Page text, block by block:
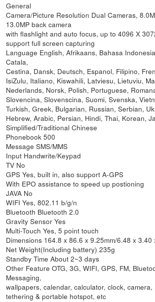
General
Camera/Picture Resolution Dual Cameras,
13.0MP back camera
with flashlight and auto focus, up to 4096 X
support full screen capturing
Language English, Afrikaans, Bahasa
Catala,
Cestina, Dansk, Deutsch, Espanol, Filipino,
IsiZulu, Italiano, Kiswahili, Latviesu, Lietuviu,
Nederlands, Norsk, Polish, Portuguese,
Slovencina, Slovenscina, Suomi, Svenska,
Turkish, Greek, Bulgarian, Russian, Serbian,
Hebrew, Arabic, Persian, Hindi, Thai, Korean,
Simplified/Traditional Chinese
Phonebook 500
Message SMS/MMS
Input Handwrite/Keypad
TV No
GPS Yes, built in, also support A-GPS
With EPO assistance to speed up postioning
JAVA No
WIFI Yes, 802.11 b/g/n
Bluetooth Bluetooth 2.0
Gravity Sensor Yes
Multi-Touch Yes, 5 point touch
Dimensions 164.8 x 86.6 x 9.25mm/6.48 x 3.40
Net Weight(Including battery) 235g
Standby Time About 2~3 days
Other Feature OTG, 3G, WIFI, GPS, FM,
Messaging,
wallpapers, calendar, calculator, clock, camera,
tethering & portable hotspot, etc